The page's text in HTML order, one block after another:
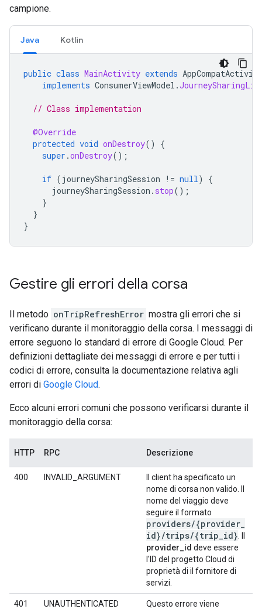
campione.
Java Kotlin
public class MainActivity extends AppCompatActivity
implements ConsumerViewModel .
// Class implementation
@Override
protected void onDestroy()
{
super .onDestroy();
if ( journeySharingSession != null)
{
journeySharingSession . stop();
}
}
}
Gestire gli errori della corsa
Il metodo onTripRefreshError mostra gli errori che si
verificano durante il monitoraggio della corsa. I messaggi di
errore seguono lo standard di errore di Google Cloud. Per
definizioni dettagliate dei messaggi di errore e per tutti i
codici di errore, consulta la documentazione relativa agli
errori di Google Cloud.
Ecco alcuni errori comuni che possono verificarsi durante il
monitoraggio della corsa:
HTTP RPC Descrizione
400 INVALID_ARGUMENT
Il client ha specificato un
nome di corsa non valido. Il
nome del viaggio deve
seguire il formato
providers/{provider
id}/trips/{trip id}
provider_id deve essere
l'ID del progetto Cloud di
proprietà di il fornitore di
servizi.
401 UNAUTHENTICATED
Questo errore viene